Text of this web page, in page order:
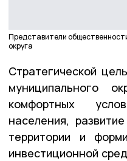
Представители
округа
Стратегической
муниципального
комфортных
населения,
территории и
инвестиционной